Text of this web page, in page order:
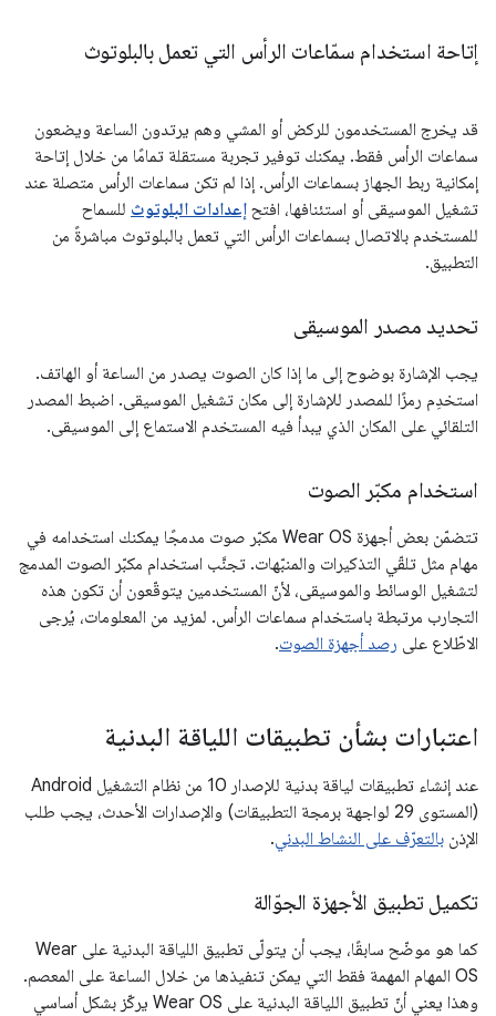
إتاحة استخدام سمّاعات الرأس التي تعمل بالبلوتوث
قد يخرج المستخدمون للركض أو المشي وهم يرتدون الساعة ويضعون
سماعات الرأس فقط. يمكنك توفير تجربة مستقلة تمامًا من خلال إتاحة
إمكانية ربط الجهاز بسماعات الرأس. إذا لم تكن سماعات الرأس متصلة عند
تشغيل الموسيقى أو استئنافها، افتح إعدادات البلوتوث للسماح
للمستخدم بالاتصال بسماعات الرأس التي تعمل بالبلوتوث مباشرةً من
التطبيق.
تحديد مصدر الموسيقى
يجب الإشارة بوضوح إلى ما إذا كان الصوت يصدر من الساعة أو الهاتف.
استخدِم رمزًا للمصدر للإشارة إلى مكان تشغيل الموسيقى. اضبط المصدر
التلقائي على المكان الذي يبدأ فيه المستخدم الاستماع إلى الموسيقى.
استخدام مكبّر الصوت
تتضمّن بعض أجهزة Wear OS مكبّر صوت مدمجًا يمكنك استخدامه في
مهام مثل تلقّي التذكيرات والمنبّهات. تجنَّب استخدام مكبّر الصوت المدمج
لتشغيل الوسائط والموسيقى، لأنّ المستخدمين يتوقّعون أن تكون هذه
التجارب مرتبطة باستخدام سماعات الرأس. لمزيد من المعلومات، يُرجى
الاطّلاع على رصد أجهزة الصوت.
اعتبارات بشأن تطبيقات اللياقة البدنية
عند إنشاء تطبيقات لياقة بدنية للإصدار 10 من نظام التشغيل Android
(المستوى 29 لواجهة برمجة التطبيقات) والإصدارات الأحدث، يجب طلب
الإذن بالتعرّف على النشاط البدني.
تكميل تطبيق الأجهزة الجوّالة
كما هو موضّح سابقًا، يجب أن يتولّى تطبيق اللياقة البدنية على Wear
OS المهام المهمة فقط التي يمكن تنفيذها من خلال الساعة على المعصم.
وهذا يعني أنّ تطبيق اللياقة البدنية على Wear OS يركّز بشكل أساسي